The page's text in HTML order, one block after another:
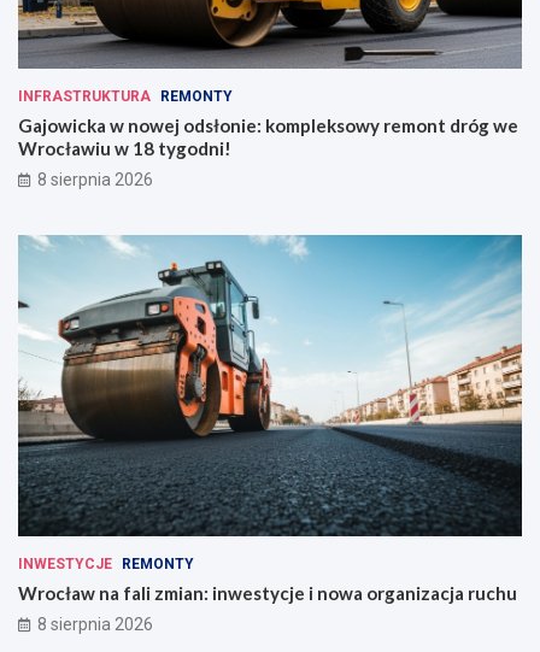
INFRASTRUKTURA REMONTY
Gajowicka w nowej odsłonie: kompleksowy remont dróg we
Wrocławiu w 18 tygodni!
8 sierpnia 2026
INWESTYCJE REMONTY
Wrocław na fali zmian: inwestycje i nowa organizacja ruchu
8 sierpnia 2026